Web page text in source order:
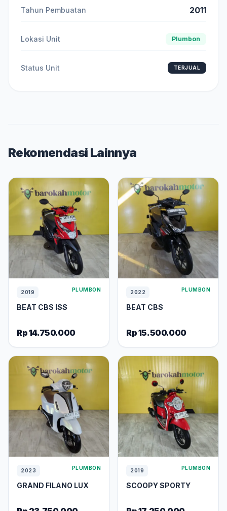
Tahun Pembuatan 2011
Lokasi Unit Plumbon
Status Unit TERJUAL
Rekomendasi Lainnya
2019 PLUMBON
BEAT CBS ISS
Rp 14.750.000
2022 PLUMBON
BEAT CBS
Rp 15.500.000
2023 PLUMBON
GRAND FILANO LUX
2019 PLUMBON
SCOOPY SPORTY